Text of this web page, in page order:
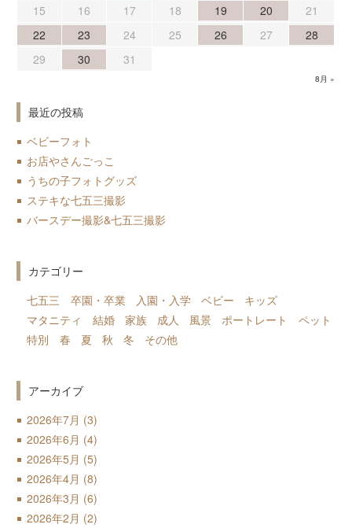
15
16 17 18 19 20
21
22
23 24 25 26 27
28
29
30 31
8月 »
最近の投稿
ベビーフォト
お店やさんごっこ
うちの子フォトグッズ
ステキな七五三撮影
バースデー撮影&七五三撮影
カテゴリー
七五三
卒園・卒業 入園・入学 ベビー
キッズ
マタニティ
結婚 家族 成人 風景 ポートレート
ペット
特別
春 夏 秋 冬 その他
アーカイブ
2026年7月 (3)
2026年6月 (4)
2026年5月 (5)
2026年4月 (8)
2026年3月 (6)
2026年2月 (2)